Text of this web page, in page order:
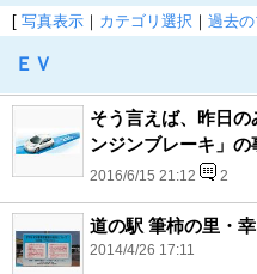
[ 写真表示 ｜ カテゴリ選択 ｜ 過去
ＥＶ
そう言えば、昨日
ンジンブレーキ」の
2016/6/15 21:12 2
道の駅 筆柿の里・幸
2014/4/26 17:11